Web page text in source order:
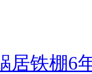
被起诉
深夜将其击毙
居铁棚6